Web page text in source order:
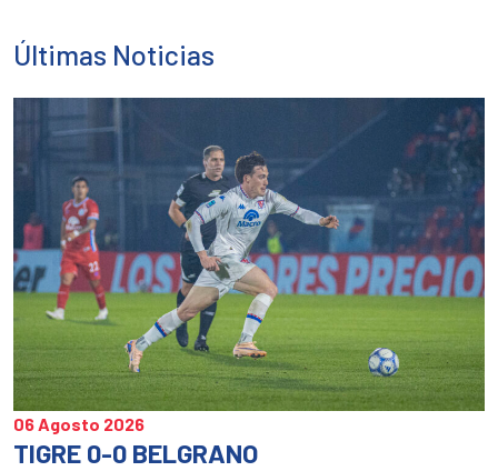
en
ventana
nueva)
en
una
nueva)
en
Últimas Noticias
06 Agosto 2026
TIGRE 0-0 BELGRANO